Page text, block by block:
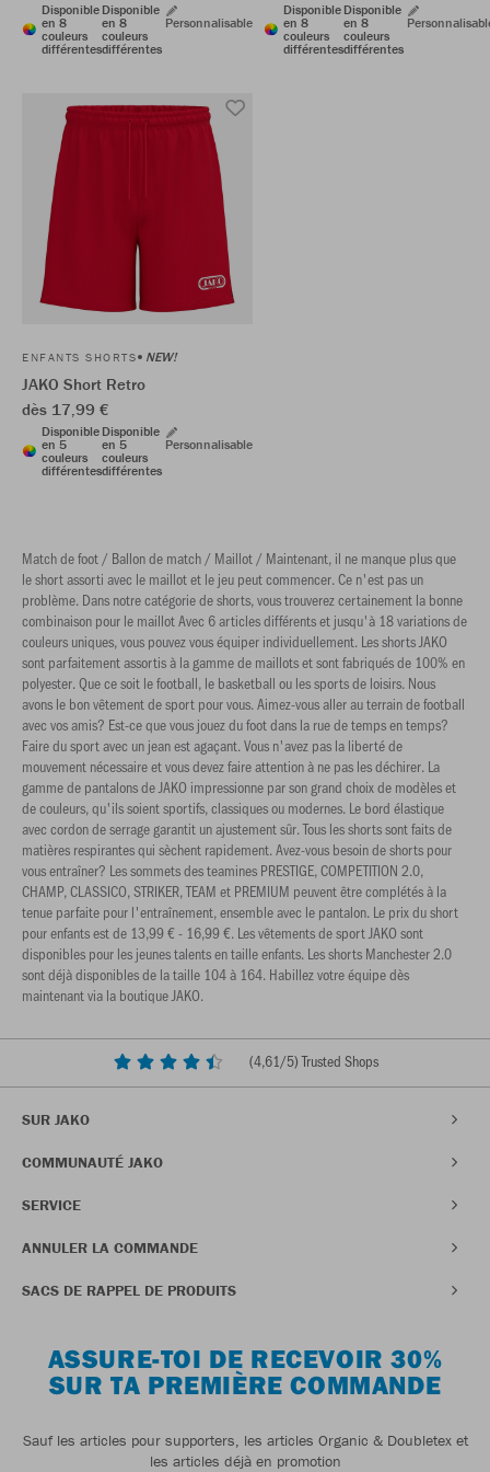
Disponible
en 8
couleurs
différentes
Disponible
en 8
couleurs
différentes
Personnalisable
Disponible
en 8
couleurs
différentes
Disponible
en 8
couleurs
différentes
ENFANTS SHORTS NEW!
JAKO Short Retro
dès 17,99 €
Disponible
en 5
couleurs
différentes
Disponible
en 5
couleurs
différentes
Personnalisable
Match de foot / Ballon de match / Maillot / Maintenant, il ne manque plus que
le short assorti avec le maillot et le jeu peut commencer. Ce n'est pas un
problème. Dans notre catégorie de shorts, vous trouverez certainement la bonne
combinaison pour le maillot Avec 6 articles différents et jusqu'à 18 variations de
couleurs uniques, vous pouvez vous équiper individuellement. Les shorts JAKO
sont parfaitement assortis à la gamme de maillots et sont fabriqués de 100% en
polyester. Que ce soit le football, le basketball ou les sports de loisirs. Nous
avons le bon vêtement de sport pour vous. Aimez-vous aller au terrain de football
avec vos amis? Est-ce que vous jouez du foot dans la rue de temps en temps?
Faire du sport avec un jean est agaçant. Vous n'avez pas la liberté de
mouvement nécessaire et vous devez faire attention à ne pas les déchirer. La
gamme de pantalons de JAKO impressionne par son grand choix de modèles et
de couleurs, qu'ils soient sportifs, classiques ou modernes. Le bord élastique
avec cordon de serrage garantit un ajustement sûr. Tous les shorts sont faits de
matières respirantes qui sèchent rapidement. Avez-vous besoin de shorts pour
vous entraîner? Les sommets des teamines PRESTIGE, COMPETITION 2.0,
CHAMP, CLASSICO, STRIKER, TEAM et PREMIUM peuvent être complétés à la
tenue parfaite pour l'entraînement, ensemble avec le pantalon. Le prix du short
pour enfants est de 13,99 € - 16,99 €. Les vêtements de sport JAKO sont
disponibles pour les jeunes talents en taille enfants. Les shorts Manchester 2.0
sont déjà disponibles de la taille 104 à 164. Habillez votre équipe dès
maintenant via la boutique JAKO.
(4,61/5) Trusted Shops
SUR JAKO
COMMUNAUTÉ JAKO
SERVICE
ANNULER LA COMMANDE
SACS DE RAPPEL DE PRODUITS
ASSURE-TOI DE RECEVOIR 30%
SUR TA PREMIÈRE COMMANDE
Sauf les articles pour supporters, les articles Organic & Doubletex et
les articles déjà en promotion